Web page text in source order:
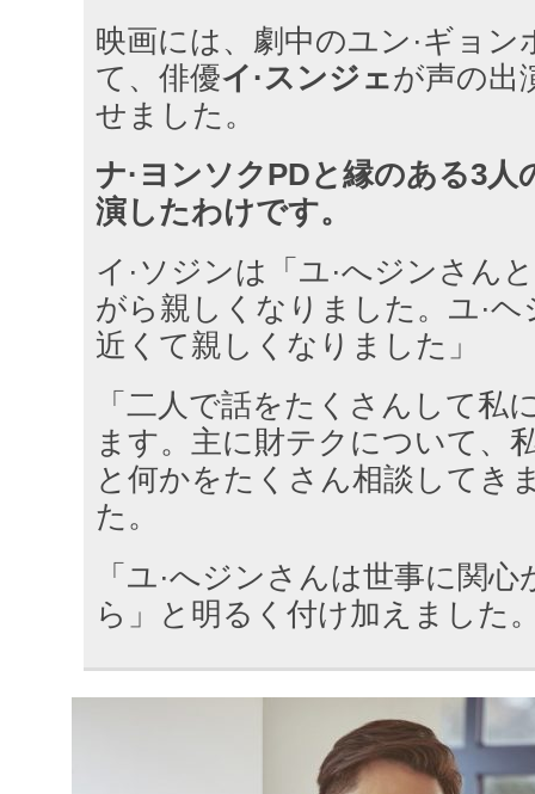
映画には、劇中のユン·ギョン
て、俳優イ·スンジェが声の出
せました。
ナ·ヨンソクPDと縁のある3人
演したわけです。
イ·ソジンは「ユ·へジンさん
がら親しくなりました。ユ·
近くて親しくなりました」
「二人で話をたくさんして私
ます。主に財テクについて、
と何かをたくさん相談してき
た。
「ユ·へジンさんは世事に関
ら」と明るく付け加えました